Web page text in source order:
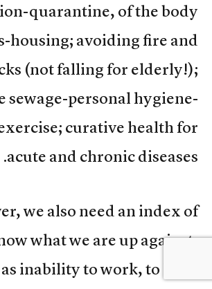
quarantine, of the body
housing; avoiding fire and
(not falling for elderly!);
sewage-personal hygiene-
curative health for
acute and chronic diseases.
we also need an index of
what we are up against,
inability to work, to love,